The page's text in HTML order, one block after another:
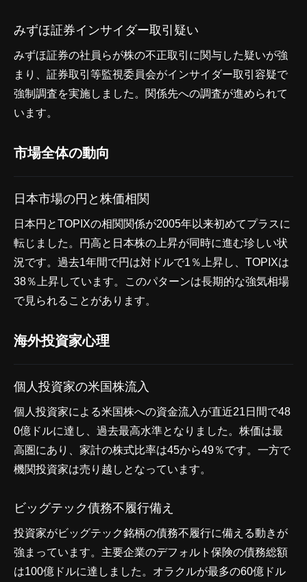
みずほ証券インサイダー取引疑い
みずほ証券の社員らが株の不正取引に関与した疑いが強
まり、証券取引等監視委員会がインサイダー取引容疑で
強制調査を実施しました。関係先への調査が進められて
います。
市場全体の動向
日本市場の円と株価相関
日本円とTOPIXの相関関係が2005年以来初めてプラスに
転じました。円高と日本株の上昇が同時に進む珍しい状
況です。過去1年間で円は対ドルで1％上昇し、TOPIXは
38％上昇しています。このパターンは長期的な強気相場
で見られることがあります。
海外投資家心理
個人投資家の米国株流入
個人投資家による米国株への資金流入が直近21日間で48
0億ドルに達し、過去最高水準となりました。株価は最
高圏にあり、家計の株式比率は45から49％です。一方で
機関投資家は売り越しとなっています。
ビッグテック債務不履行備え
投資家がビッグテック銘柄の債務不履行に備える動きが
強まっています。主要企業のデフォルト保険の債務総額
は100億ドルに達しました。オラクルが最多の60億ドル